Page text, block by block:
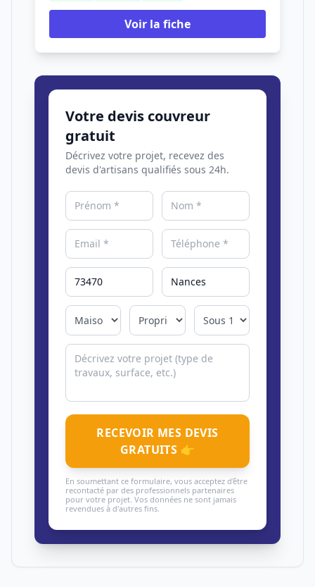
Voir la fiche
Votre devis couvreur
gratuit
Décrivez votre projet, recevez des
devis d'artisans qualifiés sous 24h.
RECEVOIR MES DEVIS
GRATUITS 👉
En soumettant ce formulaire, vous acceptez d'être
recontacté par des professionnels partenaires
pour votre projet. Vos données ne sont jamais
revendues à d'autres fins.